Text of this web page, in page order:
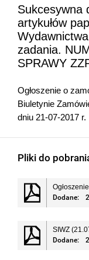
Sukcesywna
artykułów
zadania.
SPRAWY
Ogłoszenie o
Biuletynie
dniu 21-07-2017 r.
Pliki do
Dodane:
SIWZ
Dodane: